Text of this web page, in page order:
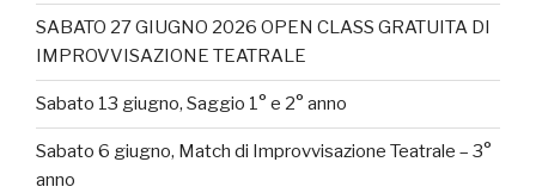
SABATO 27 GIUGNO 2026 OPEN CLASS GRATUITA DI
IMPROVVISAZIONE TEATRALE
Sabato 13 giugno, Saggio 1° e 2° anno
Sabato 6 giugno, Match di Improvvisazione Teatrale – 3°
anno